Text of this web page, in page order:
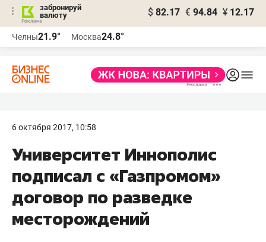
забронируй
валюту
$ 82.17 € 94.84 ¥ 12.17
Челны21.9° Москва24.8°
6 октября 2017, 10:58
Университет Иннополис
подписал с «Газпромом»
договор по разведке
месторождений